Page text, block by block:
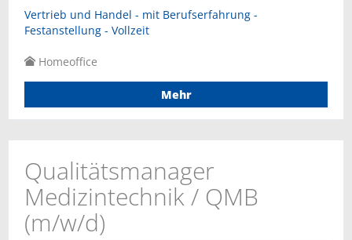
Vertrieb und Handel - mit Berufserfahrung -
Festanstellung - Vollzeit
Homeoffice
Mehr
Qualitätsmanager
Medizintechnik / QMB
(m/w/d)